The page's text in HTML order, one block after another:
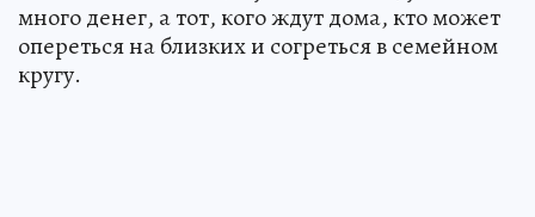
много денег, а тот, кого ждут дома, кто может
опереться на близких и согреться в семейном
кругу.